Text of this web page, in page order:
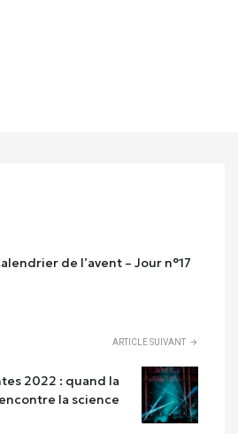
de l’avent – Jour n°17
ARTICLE SUIVANT
2022 : quand la
la science